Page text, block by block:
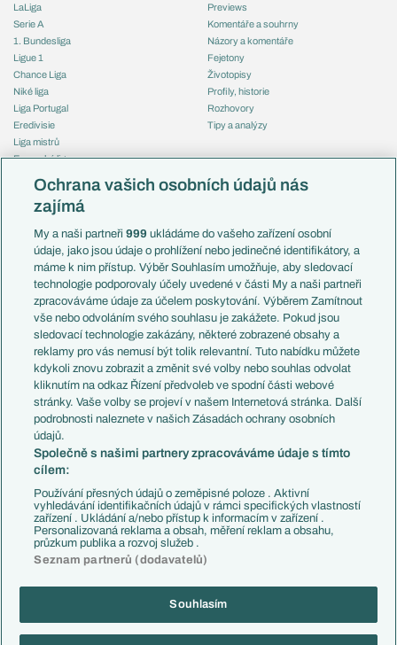
LaLiga
Serie A
1. Bundesliga
Ligue 1
Chance Liga
Niké liga
Liga Portugal
Eredivisie
Liga mistrů
Evropská liga
Mistrovství světa
Liga národů
Témata
Představení týmů MS
EuroSkauting
PL v kostce
Evropské koeficienty
Přestupy
Přestupové spekulace
Zranění
Kluby
Arsenal FC
Chelsea FC
Manchester United
AC Milán
Juventus FC
Bayern Mnichov
FC Barcelona
Real Madrid
Previews
Komentáře a souhrny
Názory a komentáře
Fejetony
Životopisy
Profily, historie
Rozhovory
Tipy a analýzy
Česko
Francie
Itálie
Německo
Španělsko
Argentina
Brazílie
Přestupy
Zápasy
Livescore
Tipovací soutěž
Copyright © 2001-2026 EuroFotbal.cz. Využíváme zpravodajství ČTK.
Ochrana vašich osobních údajů nás
zajímá
My a naši partneři999 ukládáme do vašeho zařízení osobní
údaje, jako jsou údaje o prohlížení nebo jedinečné identifikátory, a
máme k nim přístup. Výběr Souhlasím umožňuje, aby sledovací
technologie podporovaly účely uvedené v části My a naši partneři
zpracováváme údaje za účelem poskytování. Výběrem Zamítnout
vše nebo odvoláním svého souhlasu je zakážete. Pokud jsou
sledovací technologie zakázány, některé zobrazené obsahy a
reklamy pro vás nemusí být tolik relevantní. Tuto nabídku můžete
kdykoli znovu zobrazit a změnit své volby nebo souhlas odvolat
kliknutím na odkaz Řízení předvoleb ve spodní části webové
stránky. Vaše volby se projeví v našem Internetová stránka. Další
podrobnosti naleznete v našich Zásadách ochrany osobních
údajů.
Společně s našimi partnery zpracováváme údaje s tímto
cílem:
Používání přesných údajů o zeměpisné poloze . Aktivní
vyhledávání identifikačních údajů v rámci specifických vlastností
zařízení . Ukládání a/nebo přístup k informacím v zařízení .
Personalizovaná reklama a obsah, měření reklam a obsahu,
průzkum publika a rozvoj služeb .
Seznam partnerů (dodavatelů)
Souhlasím